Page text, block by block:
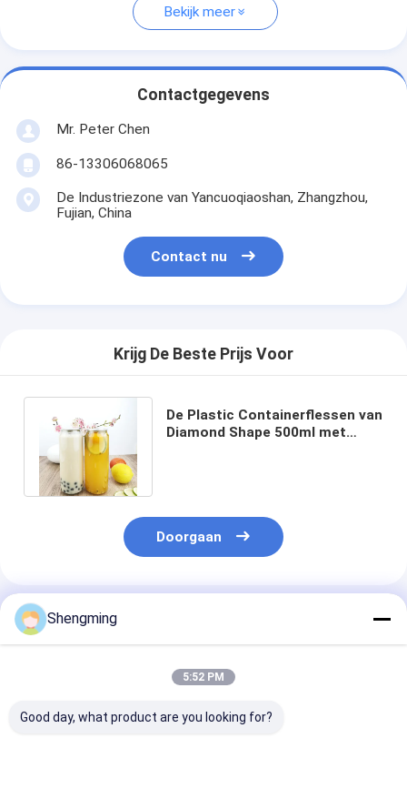
Bekijk meer
Contactgegevens
Mr. Peter Chen
86-13306068065
De Industriezone van Yancuoqiaoshan, Zhangzhou,
Fujian, China
Contact nu
Krijg De Beste Prijs Voor
De Plastic Containerflessen van
Diamond Shape 500ml met
Doorgaan
Geadviseerde Producten
Shengming
5:52 PM
Good day, what product are you looking for?